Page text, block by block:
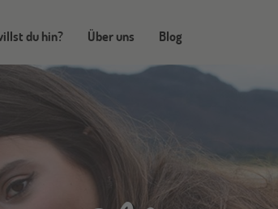
du hin? Über uns Blog